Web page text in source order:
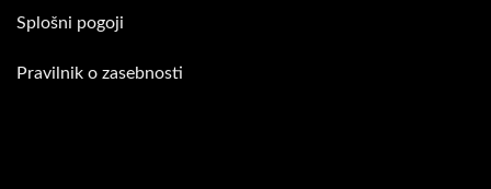
Splošni pogoji
Pravilnik o zasebnosti